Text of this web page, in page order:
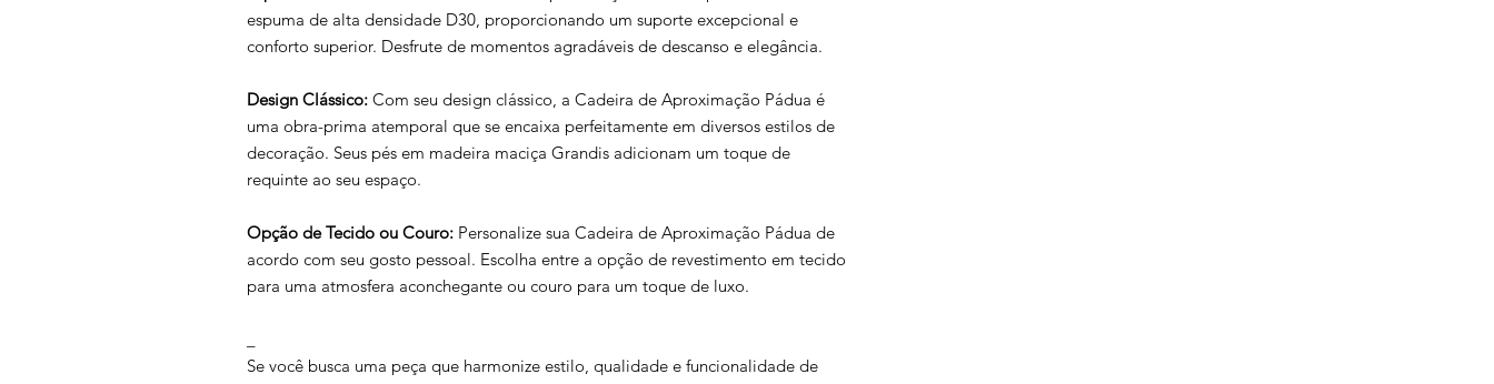
espuma de alta densidade D30, proporcionando um suporte excepcional e
conforto superior. Desfrute de momentos agradáveis de descanso e elegância.
Design Clássico: Com seu design clássico, a Cadeira de Aproximação Pádua é
uma obra-prima atemporal que se encaixa perfeitamente em diversos estilos de
decoração. Seus pés em madeira maciça Grandis adicionam um toque de
requinte ao seu espaço.
Opção de Tecido ou Couro: Personalize sua Cadeira de Aproximação Pádua de
acordo com seu gosto pessoal. Escolha entre a opção de revestimento em tecido
para uma atmosfera aconchegante ou couro para um toque de luxo.
Se você busca uma peça que harmonize estilo, qualidade e funcionalidade de